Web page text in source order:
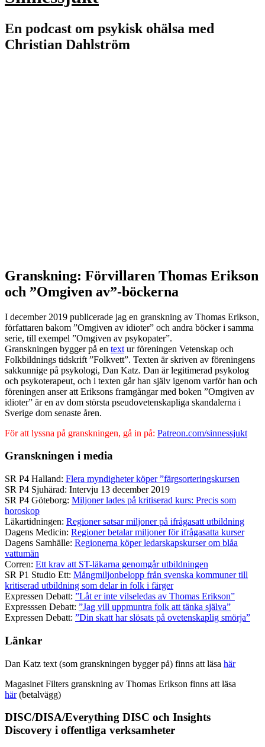
En podcast om psykisk ohälsa med
Christian Dahlström
Granskning: Förvillaren Thomas Erikson
och ”Omgiven av”-böckerna
I december 2019 publicerade jag en granskning av Thomas Erikson,
författaren bakom ”Omgiven av idioter” och andra böcker i samma
serie, till exempel ”Omgiven av psykopater”.
Granskningen bygger på en text ur föreningen Vetenskap och
Folkbildnings tidskrift ”Folkvett”. Texten är skriven av föreningens
sakkunnige på psykologi, Dan Katz. Dan är legitimerad psykolog
och psykoterapeut, och i texten går han själv igenom varför han och
föreningen anser att Eriksons framgångar med boken ”Omgiven av
idioter” är en av dom största pseudovetenskapliga skandalerna i
Sverige dom senaste åren.
För att lyssna på granskningen, gå in på: Patreon.com/sinnessjukt
Granskningen i media
SR P4 Halland: Flera myndigheter köper ”färgsorteringskursen
SR P4 Sjuhärad: Intervju 13 december 2019
SR P4 Göteborg: Miljoner lades på kritiserad kurs: Precis som
horoskop
Läkartidningen: Regioner satsar miljoner på ifrågasatt utbildning
Dagens Medicin: Regioner betalar miljoner för ifrågasatta kurser
Dagens Samhälle: Regionerna köper ledarskapskurser om blåa
vattumän
Corren: Ett krav att ST-läkarna genomgår utbildningen
SR P1 Studio Ett: Mångmiljonbelopp från svenska kommuner till
kritiserad utbildning som delar in folk i färger
Expressen Debatt: ”Låt er inte vilseledas av Thomas Erikson”
Expresssen Debatt: ”Jag vill uppmuntra folk att tänka själva”
Expressen Debatt: ”Din skatt har slösats på ovetenskaplig smörja”
Länkar
Dan Katz text (som granskningen bygger på) finns att läsa här
Magasinet Filters granskning av Thomas Erikson finns att läsa
här(betalvägg)
DISC/DISA/Everything DISC och Insights
Discovery i offentliga verksamheter